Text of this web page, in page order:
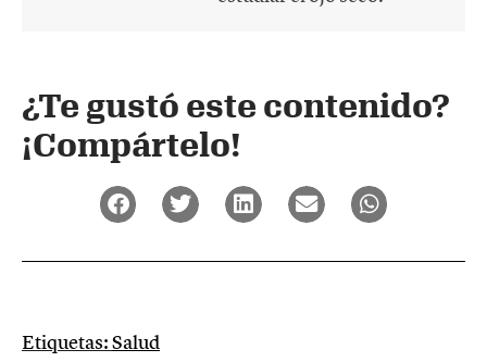
¿Te gustó este contenido?
¡Compártelo!
Etiquetas:Salud